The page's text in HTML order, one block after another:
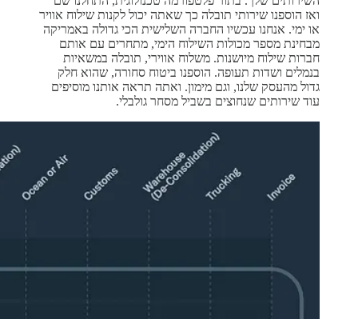
ואז הוספנו שירותי תובלה כך שאתה יכול לקנות שילוח אוויר
או ימי. אנחנו עכשיו החברה השלישית הכי גדולה באמריקה
מבחינת מספר מכולות השילוח הימי, מתחרים עם אותם
חברות שילוח מיושנות. משלוח אווירי, תובלה במשאיות
בנמלים ושדות תעופה. הוספנו ביטוח סחורה, שהוא חלק
גדול מהעסק שלנו, וגם מימון. ואתה תראה אותנו מוסיפים
עוד שירותים שנחוצים בשביל מסחר גולבלי.